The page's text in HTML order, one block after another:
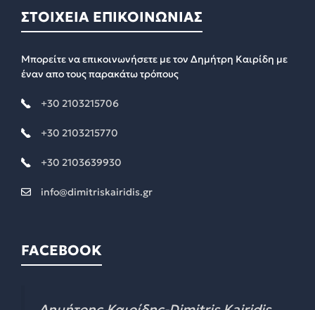
ΣΤΟΙΧΕΙΑ ΕΠΙΚΟΙΝΩΝΙΑΣ
Μπορείτε να επικοινωνήσετε με τον Δημήτρη Καιρίδη με
έναν απο τους παρακάτω τρόπους
+30 2103215706
+30 2103215770
+30 2103639930
info@dimitriskairidis.gr
FACEBOOK